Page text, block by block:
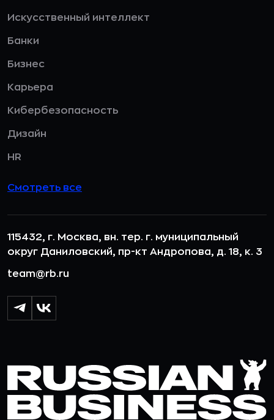
Искусственный интеллект
Банки
Бизнес
Карьера
Кибербезопасность
Дизайн
HR
Смотреть все
115432, г. Москва, вн. тер. г. муниципальный
округ Даниловский, пр-кт Андропова, д. 18, к. 3
team@rb.ru